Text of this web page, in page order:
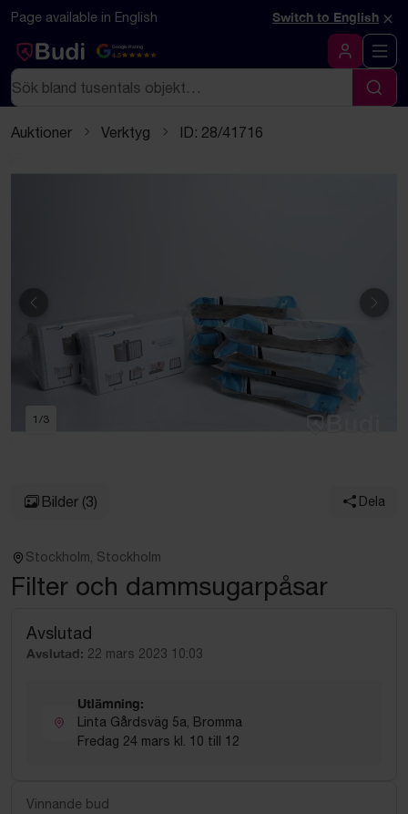
Hoppa till innehåll
Textbaserad (markdown) version av denna sida
Page available in English Switch to English ×
Google Rating
4.5
Logga in
Sök
Sök
Auktioner Verktyg ID: 28/41716
Föregående
1 /3
Bilder (3) Dela
Stockholm, Stockholm
Filter och dammsugarpåsar
Avslutad
Avslutad: 22 mars 2023 10:03
Utlämning:
Linta Gårdsväg 5a, Bromma
Fredag 24 mars kl. 10 till 12
Vinnande bud